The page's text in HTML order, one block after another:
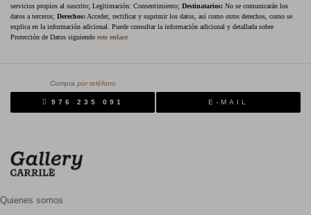
servicios propios al suscrito; Legitimación: Consentimiento; Destinatarios: No se comunicarán los
datos a terceros; Derechos: Acceder, rectificar y suprimir los datos, así como otros derechos, como se
explica en la información adicional. Puede consultar la información adicional y detallada sobre
Protección de Datos siguiendo este enlace
Compra por teléfono
976 235 091 E-MAIL
Quienes somos